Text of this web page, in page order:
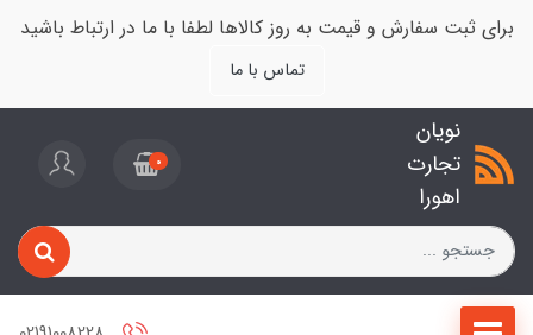
برای ثبت سفارش و قیمت به روز کالاها لطفا با ما در ارتباط باشید
تماس با ما
نویان
تجارت
اهورا
0